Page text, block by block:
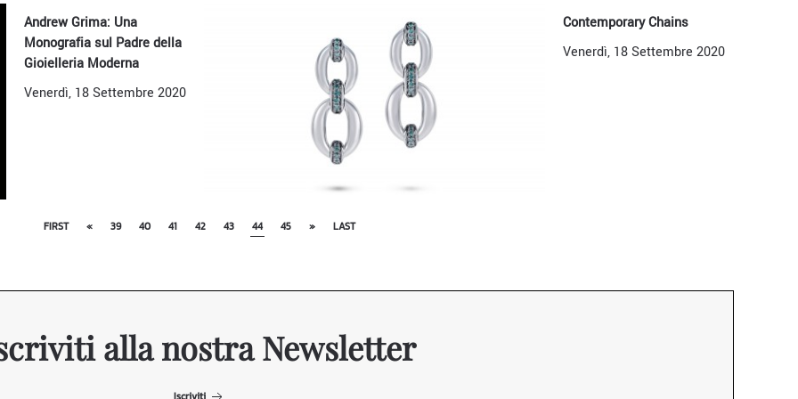
Andrew Grima: Una
Monografia sul Padre della
Gioielleria Moderna
Venerdì, 18 Settembre 2020
Contemporary Chains
Venerdì, 18 Settembre 2020
FIRST « 39 40 41 42 43 44 45 » LAST
alla nostra Newsletter